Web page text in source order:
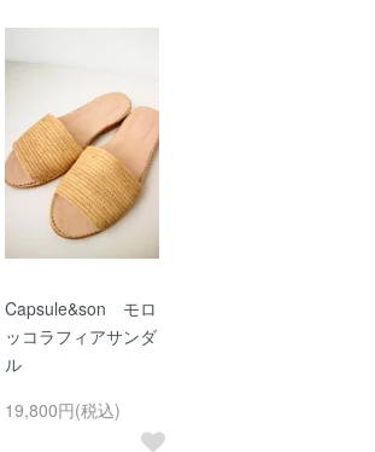
Capsule&son モロ
ッコラフィアサンダ
ル
19,800円(税込)